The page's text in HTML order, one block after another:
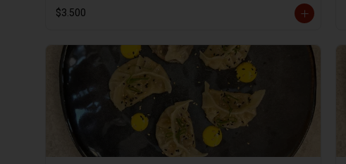
$3.500